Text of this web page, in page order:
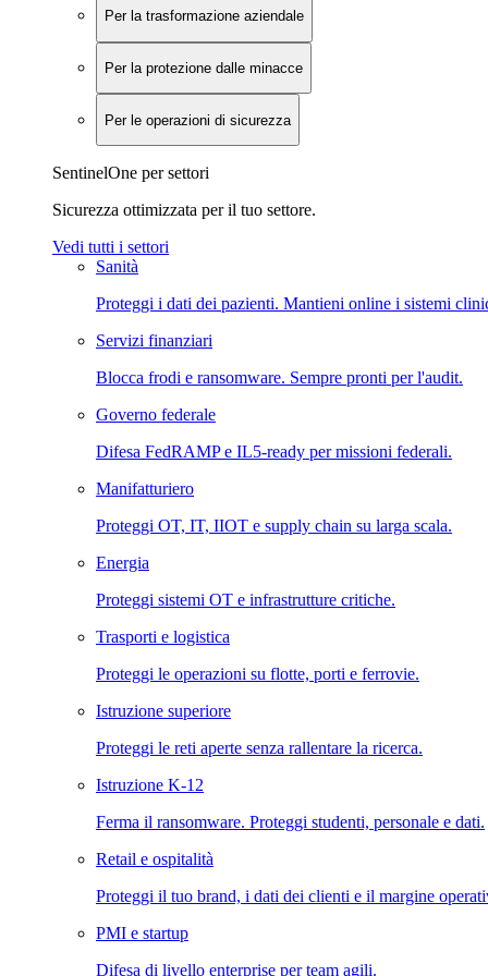
Per la trasformazione aziendale
Per la protezione dalle minacce
Per le operazioni di sicurezza
SentinelOne per settori
Sicurezza ottimizzata per il tuo settore.
Vedi tutti i settori
Sanità
Proteggi i dati dei pazienti. Mantieni online i sistemi
Servizi finanziari
Blocca frodi e ransomware. Sempre pronti per l'audit.
Governo federale
Difesa FedRAMP e IL5-ready per missioni federali.
Manifatturiero
Proteggi OT, IT, IIOT e supply chain su larga scala.
Energia
Proteggi sistemi OT e infrastrutture critiche.
Trasporti e logistica
Proteggi le operazioni su flotte, porti e ferrovie.
Istruzione superiore
Proteggi le reti aperte senza rallentare la ricerca.
Istruzione K-12
Ferma il ransomware. Proteggi studenti, personale e dati.
Retail e ospitalità
Proteggi il tuo brand, i dati dei clienti e il margine
PMI e startup
Difesa di livello enterprise per team agili.